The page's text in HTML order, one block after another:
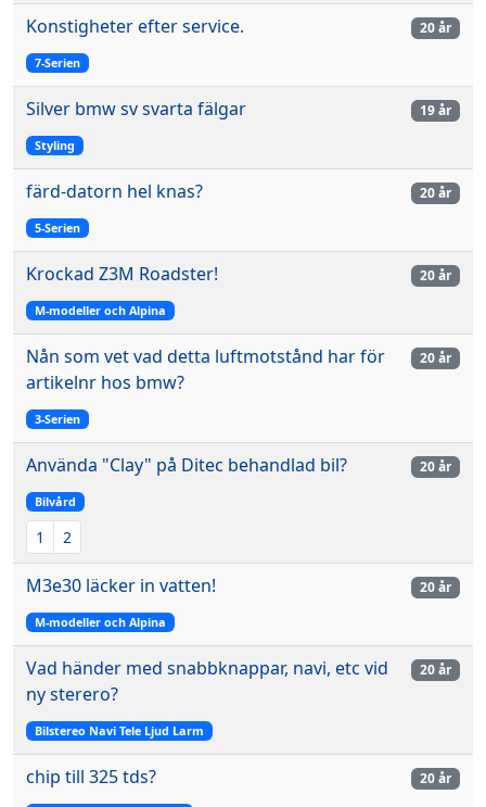
Konstigheter efter service.
7-Serien
20 år
Silver bmw sv svarta fälgar
Styling
19 år
färd-datorn hel knas?
5-Serien
20 år
Krockad Z3M Roadster!
M-modeller och Alpina
20 år
Nån som vet vad detta luftmotstånd har för
artikelnr hos bmw?
3-Serien
20 år
Använda "Clay" på Ditec behandlad bil?
Bilvård
1 2
20 år
M3e30 läcker in vatten!
M-modeller och Alpina
20 år
Vad händer med snabbknappar, navi, etc vid
ny sterero?
Bilstereo Navi Tele Ljud Larm
20 år
chip till 325 tds? 20 år